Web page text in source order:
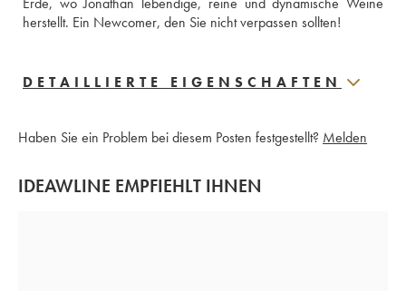
herstellt. Ein Newcomer, den Sie nicht verpassen sollten!
DETAILLIERTE EIGENSCHAFTEN
Haben Sie ein Problem bei diesem Posten festgestellt? Melden
IDEAWLINE EMPFIEHLT IHNEN